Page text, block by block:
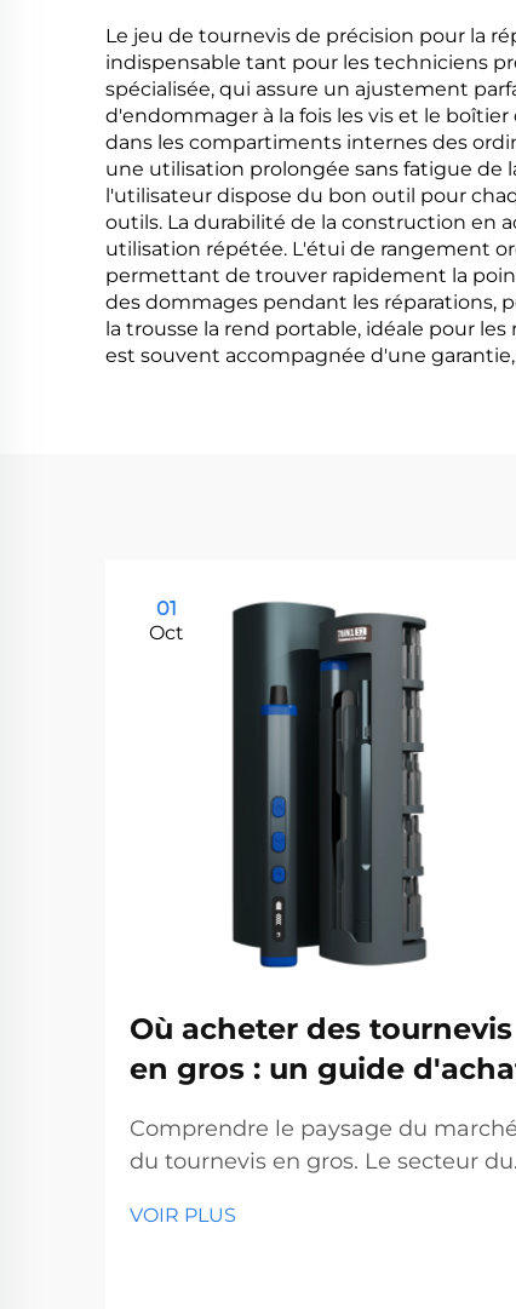
Le jeu de tournevis de précision pour la
indispensable tant pour les techniciens
spécialisée, qui assure un ajustement
d'endommager à la fois les vis et le
dans les compartiments internes des
une utilisation prolongée sans fatigue de
l'utilisateur dispose du bon outil pour
outils. La durabilité de la construction en
utilisation répétée. L'étui de rangement
permettant de trouver rapidement la
des dommages pendant les réparations,
la trousse la rend portable, idéale pour
est souvent accompagnée d'une
01
Oct
Où acheter des tournevis
en gros : un guide
Comprendre le paysage du marché
du tournevis en gros. Le secteur du
segment essentiel du marché des
VOIR PLUS